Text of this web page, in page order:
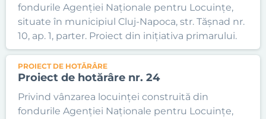
fondurile Agenției Naționale pentru Locuințe,
situate în municipiul Cluj-Napoca, str. Tășnad nr.
10, ap. 1, parter. Proiect din inițiativa primarului.
PROIECT DE HOTĂRÂRE
Proiect de hotărâre nr. 24
Privind vânzarea locuinței construită din
fondurile Agenției Naționale pentru Locuințe,